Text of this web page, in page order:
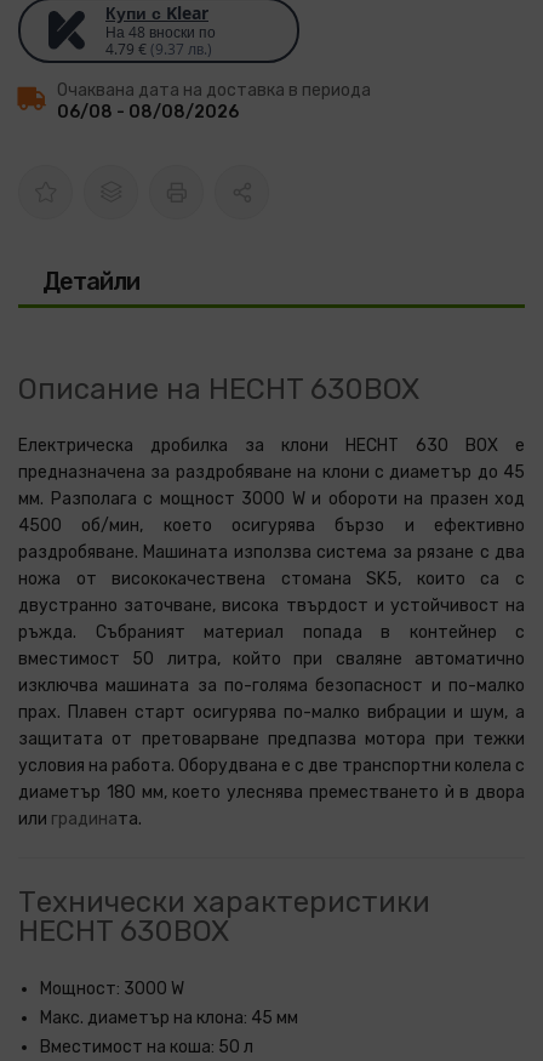
Купи с Klear
На 48 вноски по
4.79 €(9.37 лв.)
Очаквана дата на доставка в периода
06/08 - 08/08/2026
Детайли
Описание на HECHT 630BOX
Електрическа дробилка за клони HECHT 630 BOX е
предназначена за раздробяване на клони с диаметър до 45
мм. Разполага с мощност 3000 W и обороти на празен ход
4500 об/мин, което осигурява бързо и ефективно
раздробяване. Машината използва система за рязане с два
ножа от висококачествена стомана SK5, които са с
двустранно заточване, висока твърдост и устойчивост на
ръжда. Събраният материал попада в контейнер с
вместимост 50 литра, който при сваляне автоматично
изключва машината за по-голяма безопасност и по-малко
прах. Плавен старт осигурява по-малко вибрации и шум, а
защитата от претоварване предпазва мотора при тежки
условия на работа. Оборудвана е с две транспортни колела с
диаметър 180 мм, което улеснява преместването ѝ в двора
или градината.
Технически характеристики
HECHT 630BOX
Мощност: 3000 W
Макс. диаметър на клона: 45 мм
Вместимост на коша: 50 л